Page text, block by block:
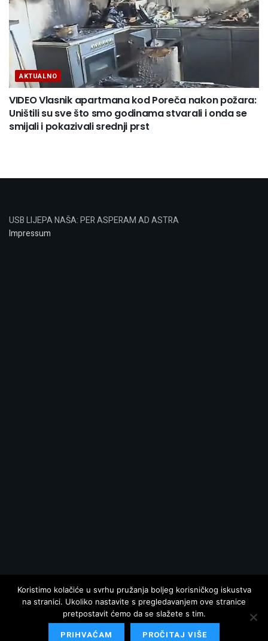
AKTUALNO
VIDEO Vlasnik apartmana kod Poreča nakon požara:
Uništili su sve što smo godinama stvarali i onda se
smijali i pokazivali srednji prst
USB LIJEPA NAŠA: PER ASPERAM AD ASTRA
Impressum
© 2025 Hrvatska danas
Koristimo kolačiće u svrhu pružanja boljeg korisničkog iskustva
na stranici. Ukoliko nastavite s pregledavanjem ove stranice
pretpostavit ćemo da se slažete s tim.
PRIHVAĆAM PROČITAJ VIŠE